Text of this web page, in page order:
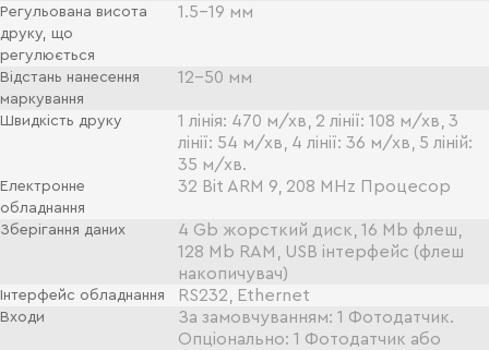
Регульована висота
друку, що
регулюється
1.5-19 мм
Відстань нанесення
маркування
12-50 мм
Швидкість друку
1 лінія: 470 м/хв, 2 лінії: 108 м/хв, 3
лінії: 54 м/хв, 4 лінії: 36 м/хв, 5 ліній:
35 м/хв.
Електронне
обладнання
32 Bit ARM 9, 208 MHz Процесор
Зберігання даних
4 Gb жорсткий диск, 16 Mb флеш,
128 Mb RAM, USB інтерфейс (флеш
накопичувач)
Інтерфейс обладнання RS232, Ethernet
Входи
За замовчуванням: 1 Фотодатчик.
Опціонально: 1 Фотодатчик або